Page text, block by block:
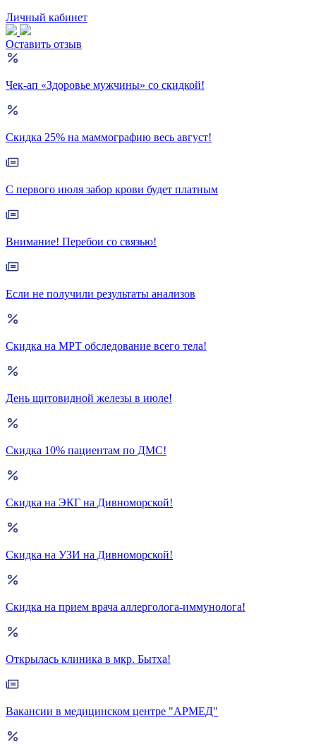
Личный кабинет
Оставить отзыв
Чек-ап «Здоровье мужчины» со скидкой!
Скидка 25% на маммографию весь август!
С первого июля забор крови будет платным
Внимание! Перебои со связью!
Если не получили результаты анализов
Скидка на МРТ обследование всего тела!
День щитовидной железы в июле!
Скидка 10% пациентам по ДМС!
Скидка на ЭКГ на Дивноморской!
Скидка на УЗИ на Дивноморской!
Скидка на прием врача аллерголога-иммунолога!
Открылась клиника в мкр. Бытха!
Вакансии в медицинском центре "АРМЕД"